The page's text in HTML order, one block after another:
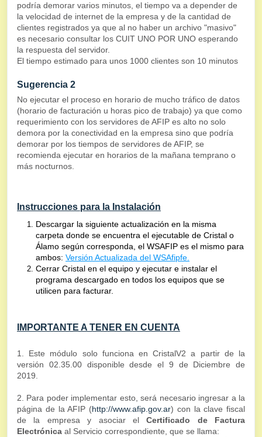
podría demorar varios minutos, el tiempo va a depender de
la velocidad de internet de la empresa y de la cantidad de
clientes registrados ya que al no haber un archivo "masivo"
es necesario consultar los CUIT UNO POR UNO esperando
la respuesta del servidor.
El tiempo estimado para unos 1000 clientes son 10 minutos
Sugerencia 2
No ejecutar el proceso en horario de mucho tráfico de datos
(horario de facturación u horas pico de trabajo) ya que como
requerimiento con los servidores de AFIP es alto no solo
demora por la conectividad en la empresa sino que podría
demorar por los tiempos de servidores de AFIP, se
recomienda ejecutar en horarios de la mañana temprano o
más nocturnos.
Instrucciones para la Instalación
Descargar la siguiente actualización en la misma
carpeta donde se encuentra el ejecutable de Cristal o
Álamo según corresponda, el WSAFIP es el mismo para
ambos: Versión Actualizada del WSAfipfe.
Cerrar Cristal en el equipo y ejecutar e instalar el
programa descargado en todos los equipos que se
utilicen para facturar.
IMPORTANTE A TENER EN CUENTA
1. Este módulo solo funciona en CristalV2 a partir de la
versión 02.35.00 disponible desde el 9 de Diciembre de
2019.
2. Para poder implementar esto, será necesario ingresar a la
página de la AFIP (http://www.afip.gov.ar) con la clave fiscal
de la empresa y asociar elCertificado de Factura
Electrónica al Servicio correspondiente, que se llama: